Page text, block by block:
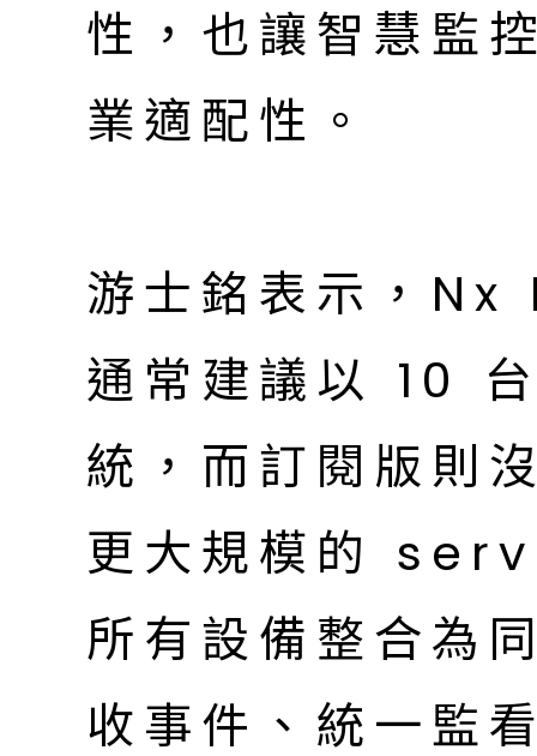
性，也讓智慧監
業適配性。
游士銘表示，
通常建議以 10
統，而訂閱版則
更大規模的
所有設備整合為
收事件、統一監